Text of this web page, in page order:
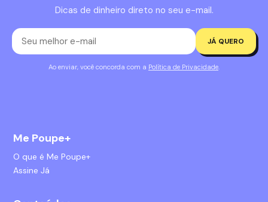
Dicas de dinheiro direto no seu e-mail.
JÁ QUERO
Ao enviar, você concorda com a Política de Privacidade.
Me Poupe+
O que é Me Poupe+
Assine Já